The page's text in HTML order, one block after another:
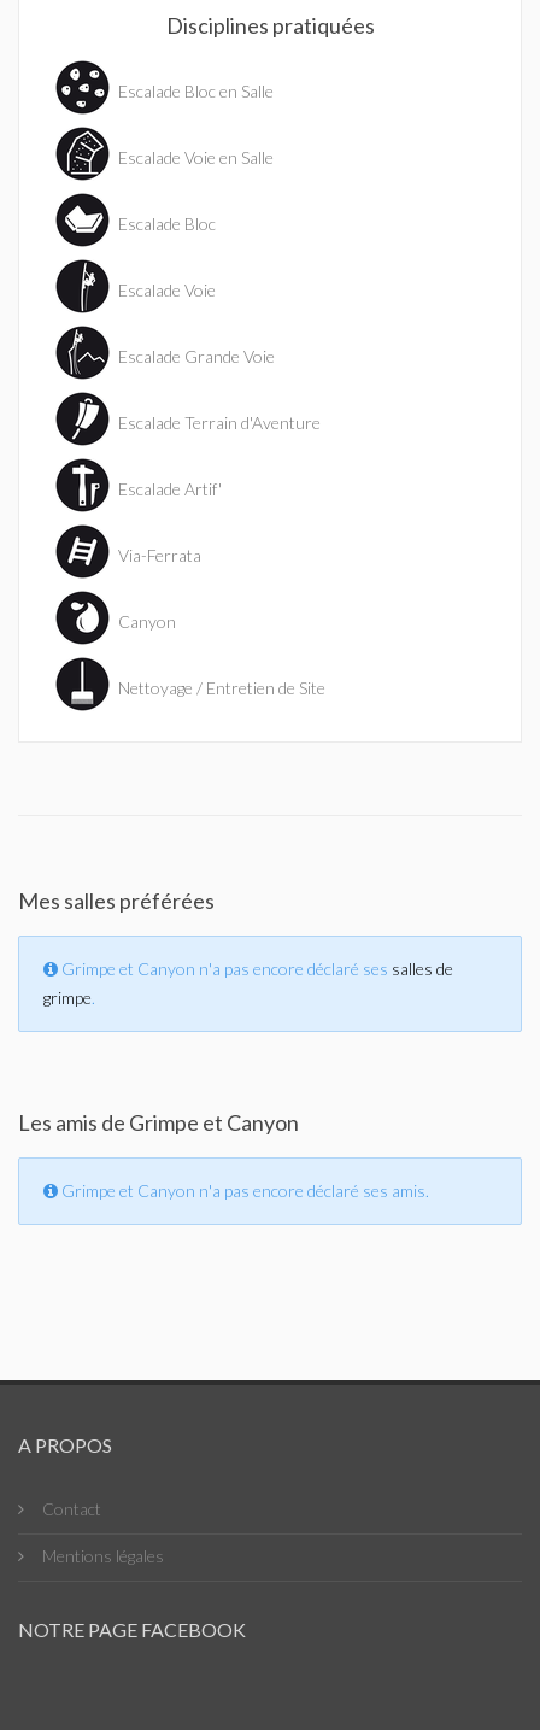
Disciplines pratiquées
Escalade Bloc en Salle
Escalade Voie en Salle
Escalade Bloc
Escalade Voie
Escalade Grande Voie
Escalade Terrain d'Aventure
Escalade Artif'
Via-Ferrata
Canyon
Nettoyage / Entretien de Site
Mes salles préférées
Grimpe et Canyon n'a pas encore déclaré ses salles de
grimpe.
Les amis de Grimpe et Canyon
Grimpe et Canyon n'a pas encore déclaré ses amis.
A PROPOS
Contact
Mentions légales
NOTRE PAGE FACEBOOK